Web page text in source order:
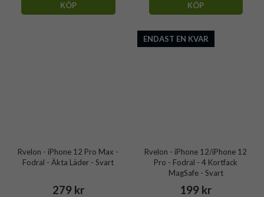
KÖP KÖP
Rvelon - iPhone 12 Pro Max -
Fodral - Äkta Läder - Svart
279 kr
ENDAST EN KVAR
Rvelon - iPhone 12/iPhone 12
Pro - Fodral - 4 Kortfack
MagSafe - Svart
199 kr